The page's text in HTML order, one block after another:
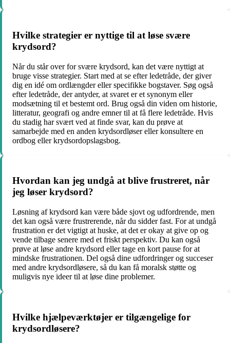
Hvilke strategier er nyttige til at løse svære
krydsord?
Når du står over for svære krydsord, kan det være nyttigt at
bruge visse strategier. Start med at se efter ledetråde, der giver
dig en idé om ordlængder eller specifikke bogstaver. Søg også
efter ledetråde, der antyder, at svaret er et synonym eller
modsætning til et bestemt ord. Brug også din viden om historie,
litteratur, geografi og andre emner til at få flere ledetråde. Hvis
du stadig har svært ved at finde svar, kan du prøve at
samarbejde med en anden krydsordløser eller konsultere en
ordbog eller krydsordopslagsbog.
Hvordan kan jeg undgå at blive frustreret, når
jeg løser krydsord?
Løsning af krydsord kan være både sjovt og udfordrende, men
det kan også være frustrerende, når du sidder fast. For at undgå
frustration er det vigtigt at huske, at det er okay at give op og
vende tilbage senere med et friskt perspektiv. Du kan også
prøve at løse andre krydsord eller tage en kort pause for at
mindske frustrationen. Del også dine udfordringer og succeser
med andre krydsordløsere, så du kan få moralsk støtte og
muligvis nye ideer til at løse dine problemer.
Hvilke hjælpeværktøjer er tilgængelige for
krydsordløsere?